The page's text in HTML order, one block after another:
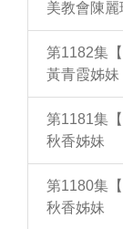
美教會陳麗
第1182集
黃青霞姊妹
第1181集
秋香姊妹
第1180集
秋香姊妹